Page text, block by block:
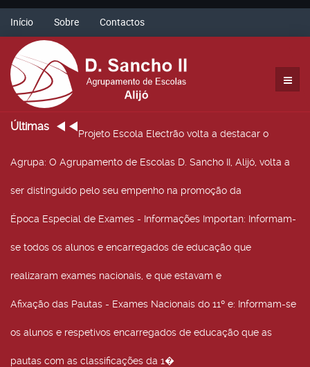
Início Sobre Contactos
Últimas
Projeto Escola Electrão volta a destacar o
Agrupa: O Agrupamento de Escolas D. Sancho II, Alijó, volta a
ser distinguido pelo seu empenho na promoção da
Época Especial de Exames - Informações Importan: Informam-
se todos os alunos e encarregados de educação que
realizaram exames nacionais, e que estavam e
Afixação das Pautas - Exames Nacionais do 11º e: Informam-se
os alunos e respetivos encarregados de educação que as
pautas com as classificações da 1�